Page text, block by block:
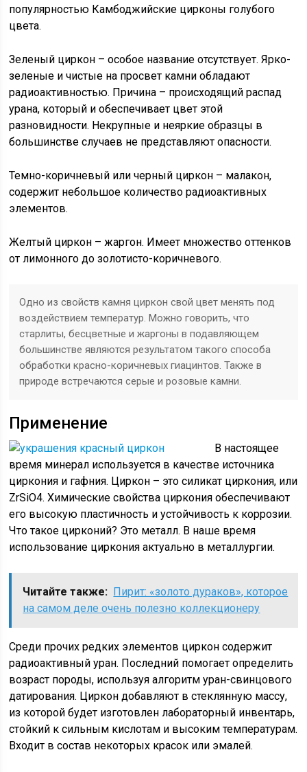
популярностью Камбоджийские цирконы голубого
цвета.
Зеленый циркон – особое название отсутствует. Ярко-
зеленые и чистые на просвет камни обладают
радиоактивностью. Причина – происходящий распад
урана, который и обеспечивает цвет этой
разновидности. Некрупные и неяркие образцы в
большинстве случаев не представляют опасности.
Темно-коричневый или черный циркон – малакон,
содержит небольшое количество радиоактивных
элементов.
Желтый циркон – жаргон. Имеет множество оттенков
от лимонного до золотисто-коричневого.
Одно из свойств камня циркон свой цвет менять под
воздействием температур. Можно говорить, что
старлиты, бесцветные и жаргоны в подавляющем
большинстве являются результатом такого способа
обработки красно-коричневых гиацинтов. Также в
природе встречаются серые и розовые камни.
Применение
В настоящее
время минерал используется в качестве источника
циркония и гафния. Циркон – это силикат циркония, или
ZrSiO4. Химические свойства циркония обеспечивают
его высокую пластичность и устойчивость к коррозии.
Что такое цирконий? Это металл. В наше время
использование циркония актуально в металлургии.
Читайте также: Пирит: «золото дураков», которое
на самом деле очень полезно коллекционеру
Среди прочих редких элементов циркон содержит
радиоактивный уран. Последний помогает определить
возраст породы, используя алгоритм уран-свинцового
датирования. Циркон добавляют в стеклянную массу,
из которой будет изготовлен лабораторный инвентарь,
стойкий к сильным кислотам и высоким температурам.
Входит в состав некоторых красок или эмалей.